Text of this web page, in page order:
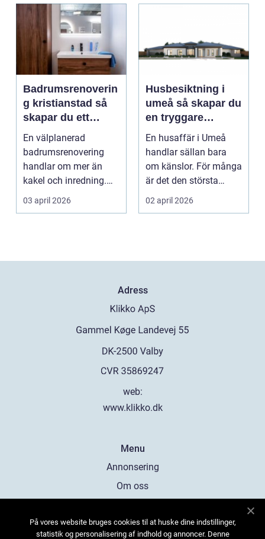
Badrumsrenoverin
g kristianstad så
skapar du ett
funktionellt och
hållbart badrum
En välplanerad
badrumsrenovering
handlar om mer än
kakel och inredning.
För många hushåll
runt Krist...
03 april 2026
Husbesiktning i
umeå så skapar du
en tryggare
bostadsaffär
En husaffär i Umeå
handlar sällan bara
om känslor. För många
är det den största
ekonomiska affären i...
02 april 2026
Adress
web:
www.klikko.dk
Menu
Annonsering
Om oss
Kontakta oss
På vores website bruges cookies til at huske dine indstillinger,
statistik og personalisering af indhold og annoncer. Denne